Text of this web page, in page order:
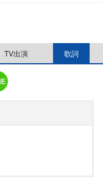
TV出演 歌詞